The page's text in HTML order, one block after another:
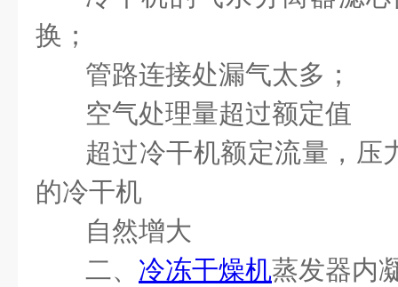
换；
管路连接处漏气太多
空气处理量超过额定值
超过冷干机额定流量
的冷干机
自然增
二、 冷冻干燥机蒸发器内